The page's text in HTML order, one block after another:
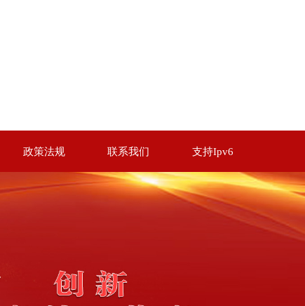
政策法规 联系我们 支持Ipv6